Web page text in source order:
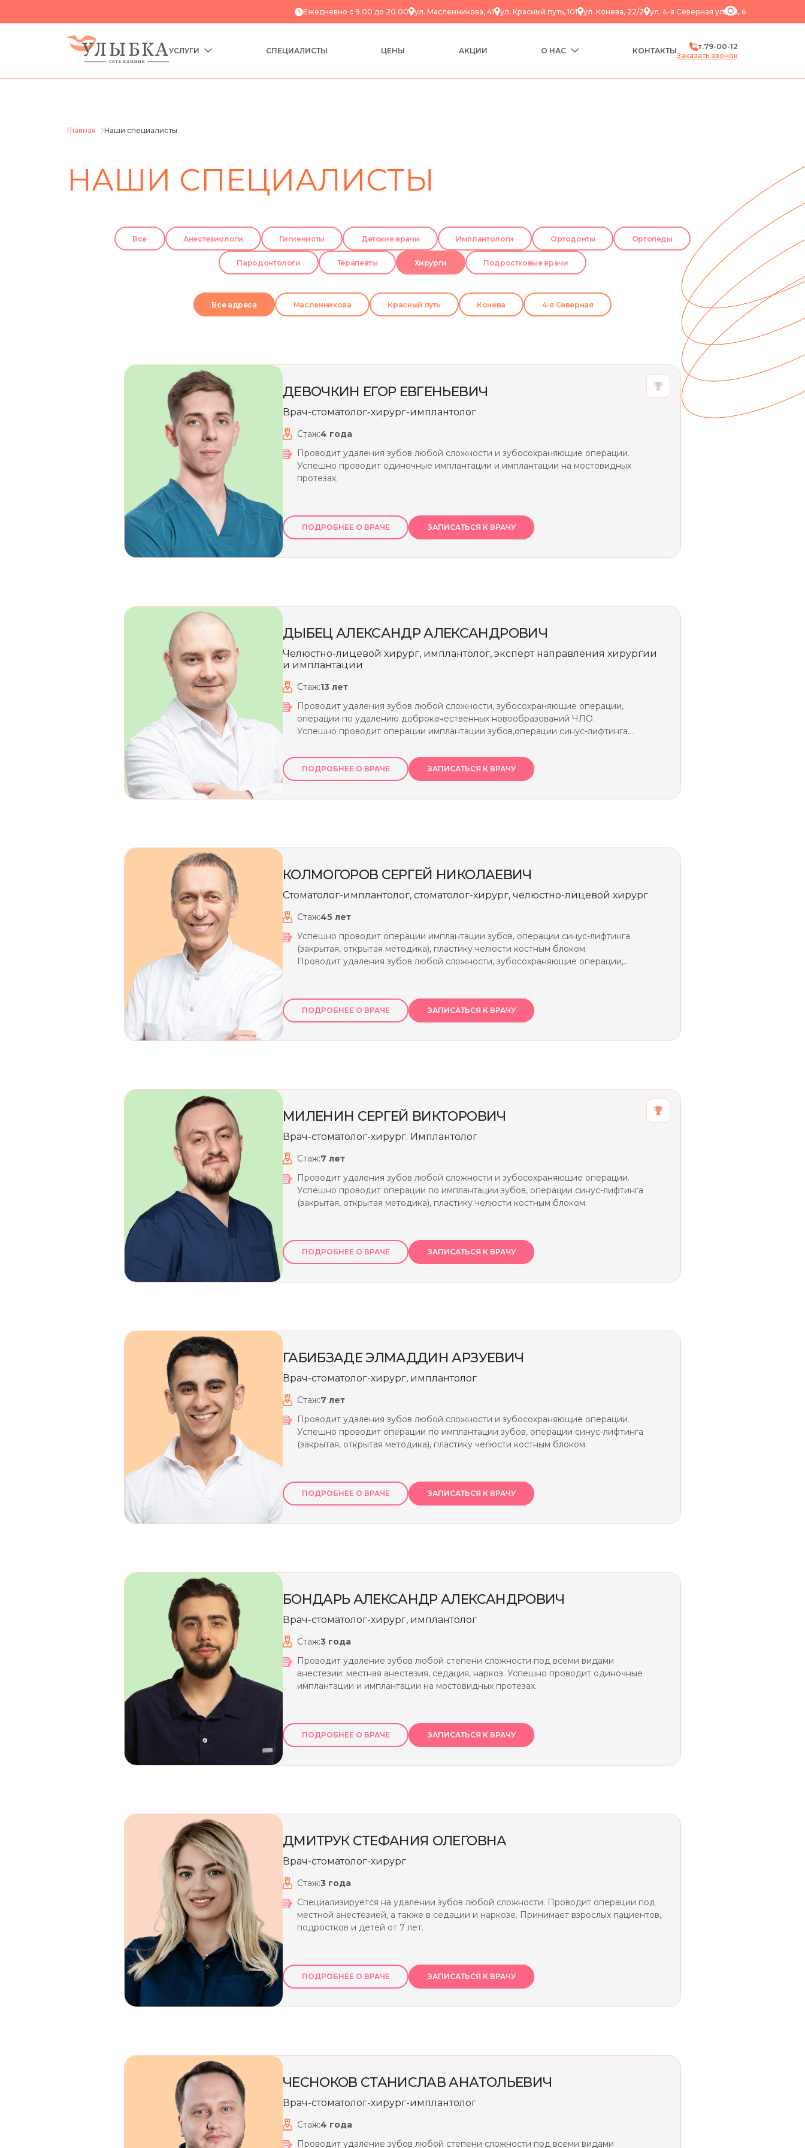
Ежедневно с 9.00 до 20.00 ул. Масленникова, 41 ул. Красный путь, 101 ул. Конева, 22/2 ул. ​4-я Северная улица, 6
УСЛУГИ СПЕЦИАЛИСТЫ ЦЕНЫ АКЦИИ О НАС КОНТАКТЫ т.79-00-12
Заказать звонок
Главная Наши специалисты
НАШИ СПЕЦИАЛИСТЫ
Все Анестезиологи Гигиенисты Детские врачи Имплантологи Ортодонты Ортопеды
Пародонтологи Терапевты Хирурги Подростковые врачи
Все адреса Масленникова Красный путь Конева 4-я Северная
ДЕВОЧКИН ЕГОР ЕВГЕНЬЕВИЧ
Врач-стоматолог-хирург-имплантолог
Стаж:4 года
Проводит удаления зубов любой сложности и зубосохраняющие операции.
Успешно проводит одиночные имплантации и имплантации на мостовидных
протезах.
ПОДРОБНЕЕ О ВРАЧЕ ЗАПИСАТЬСЯ К ВРАЧУ
ДЫБЕЦАЛЕКСАНДР АЛЕКСАНДРОВИЧ
Челюстно-лицевой хирург, имплантолог, эксперт направления хирургии
и имплантации
Стаж:13 лет
Проводит удаления зубов любой сложности, зубосохраняющие операции,
операции по удалению доброкачественных новообразований ЧЛО.
Успешно проводит операции имплантации зубов,операции синус-лифтинга
ПОДРОБНЕЕ О ВРАЧЕ ЗАПИСАТЬСЯ К ВРАЧУ
КОЛМОГОРОВ СЕРГЕЙ НИКОЛАЕВИЧ
Стоматолог-имплантолог, стоматолог-хирург, челюстно-лицевой хирург
Стаж:45 лет
Успешно проводит операции имплантации зубов, операции синус-лифтинга
(закрытая, открытая методика), пластику челюсти костным блоком.
Проводит удаления зубов любой сложности, зубосохраняющие операции,
ПОДРОБНЕЕ О ВРАЧЕ ЗАПИСАТЬСЯ К ВРАЧУ
МИЛЕНИН СЕРГЕЙ ВИКТОРОВИЧ
Врач-стоматолог-хирург. Имплантолог
Стаж:7 лет
Проводит удаления зубов любой сложности и зубосохраняющие операции.
Успешно проводит операции по имплантации зубов, операции синус-лифтинга
(закрытая, открытая методика), пластику челюсти костным блоком.
ПОДРОБНЕЕ О ВРАЧЕ ЗАПИСАТЬСЯ К ВРАЧУ
ГАБИБЗАДЕ ЭЛМАДДИН АРЗУЕВИЧ
Врач-стоматолог-хирург, имплантолог
Стаж:7 лет
Проводит удаления зубов любой сложности и зубосохраняющие операции.
Успешно проводит операции по имплантации зубов, операции синус-лифтинга
(закрытая, открытая методика), пластику челюсти костным блоком.
ПОДРОБНЕЕ О ВРАЧЕ ЗАПИСАТЬСЯ К ВРАЧУ
БОНДАРЬ АЛЕКСАНДР АЛЕКСАНДРОВИЧ
Врач-стоматолог-хирург, имплантолог
Стаж:3 года
Проводит удаление зубов любой степени сложности под всеми видами
анестезии: местная анестезия, седация, наркоз. Успешно проводит одиночные
имплантации и имплантации на мостовидных протезах.
ПОДРОБНЕЕ О ВРАЧЕ ЗАПИСАТЬСЯ К ВРАЧУ
ДМИТРУК СТЕФАНИЯ ОЛЕГОВНА
Врач-стоматолог-хирург
Стаж:3 года
Специализируется на удалении зубов любой сложности. Проводит операции под
местной анестезией, а также в седации и наркозе. Принимает взрослых пациентов,
подростков и детей от 7 лет.
ПОДРОБНЕЕ О ВРАЧЕ ЗАПИСАТЬСЯ К ВРАЧУ
ЧЕСНОКОВ СТАНИСЛАВ АНАТОЛЬЕВИЧ
Врач-стоматолог-хирург-имплантолог
Стаж:4 года
Проводит удаление зубов любой степени сложности под всеми видами